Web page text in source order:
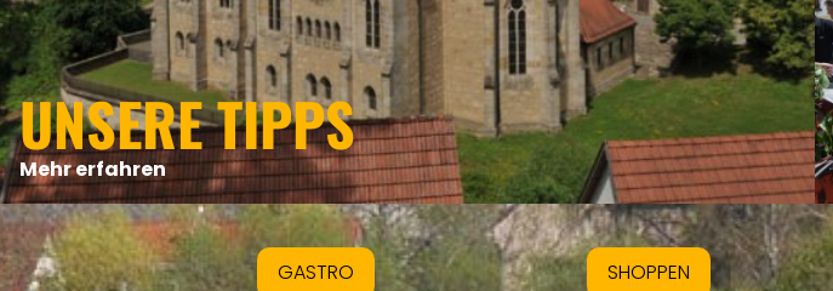
UNSERE TIPPS
Mehr erfahren
GASTRO SHOPPEN